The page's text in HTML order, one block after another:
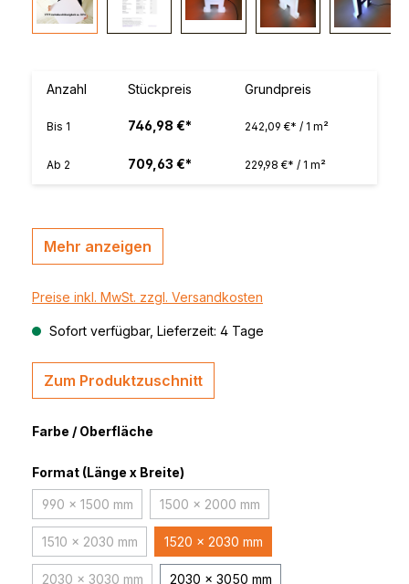
Anzahl Stückpreis Grundpreis
Bis 1 746,98 €* 242,09 €* / 1 m²
Ab 2 709,63 €* 229,98 €* / 1 m²
Mehr anzeigen
Preise inkl. MwSt. zzgl. Versandkosten
Sofort verfügbar, Lieferzeit: 4 Tage
Zum Produktzuschnitt
Farbe / Oberfläche
Format (Länge x Breite)
990 x 1500 mm(Diese Option ist zurzeit nicht verfügbar.)
1500 x 2000 mm(Diese Option ist zurzeit nicht
1510 x 2030 mm(Diese Option ist zurzeit nicht verfügbar.)
1520 x 2030 mm
2030 x 3030 mm 2030 x 3050 mm